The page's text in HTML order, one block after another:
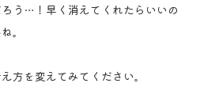
う…！早く消えてくれたらいいの
。
方を変えてみてください。